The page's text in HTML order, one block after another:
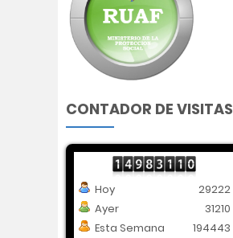
CONTADOR DE VISITAS
Hoy
Ayer
Esta Semana
29222
31210
194443